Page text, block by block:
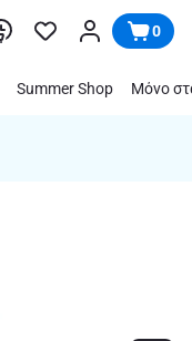
0
Summer Shop Μόνο